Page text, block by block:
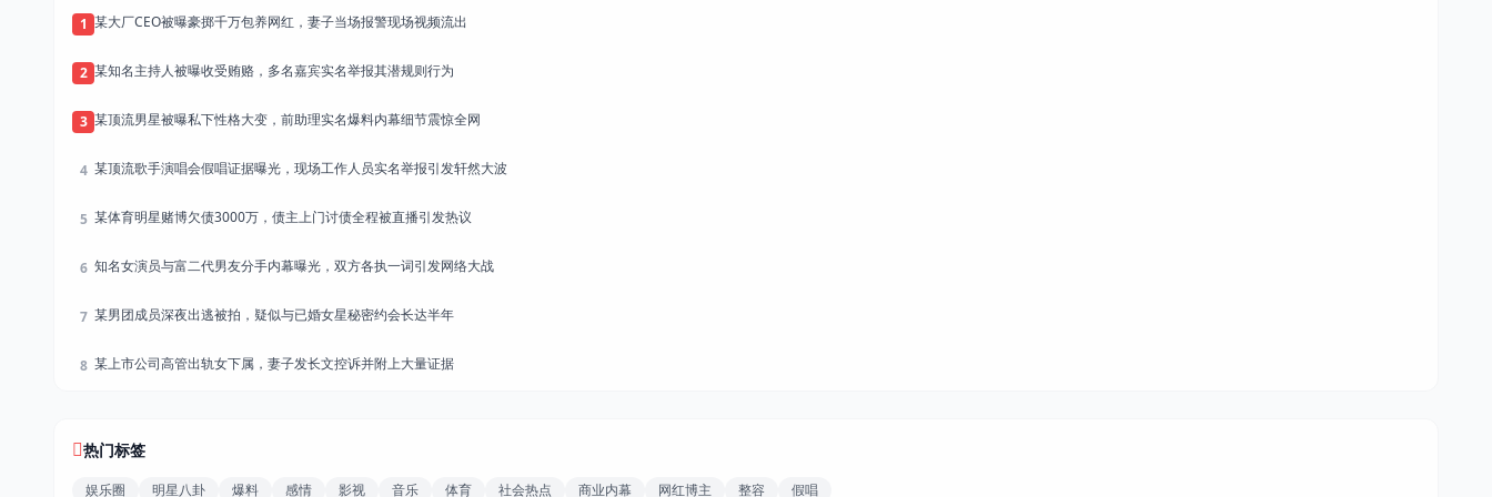
1 某大厂CEO被曝豪掷千万包养网红，妻子当场报警现场视频流出
2 某知名主持人被曝收受贿赂，多名嘉宾实名举报其潜规则行为
3 某顶流男星被曝私下性格大变，前助理实名爆料内幕细节震惊全网
4 某顶流歌手演唱会假唱证据曝光，现场工作人员实名举报引发轩然大波
5 某体育明星赌博欠债3000万，债主上门讨债全程被直播引发热议
6 知名女演员与富二代男友分手内幕曝光，双方各执一词引发网络大战
7 某男团成员深夜出逃被拍，疑似与已婚女星秘密约会长达半年
8 某上市公司高管出轨女下属，妻子发长文控诉并附上大量证据
热门标签
娱乐圈 明星八卦 爆料 感情 影视 音乐 体育 社会热点 商业内幕 网红博主 整容 假唱